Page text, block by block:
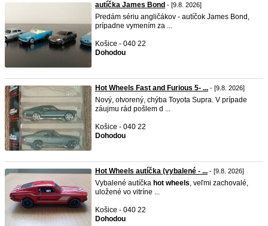
autíčka James Bond - [9.8. 2026]
Predám sériu angličákov - autíčok James Bond,
prípadne vymením za ...
Košice - 040 22
Dohodou
Hot Wheels Fast and Furious 5- ... - [9.8. 2026]
Nový, otvorený, chýba Toyota Supra. V prípade
záujmu rád pošlem d ...
Košice - 040 22
Dohodou
Hot Wheels autíčka (vybalené - ... - [9.8. 2026]
Vybalené autíčka hot wheels, veľmi zachovalé,
uložené vo vitríne ...
Košice - 040 22
Dohodou